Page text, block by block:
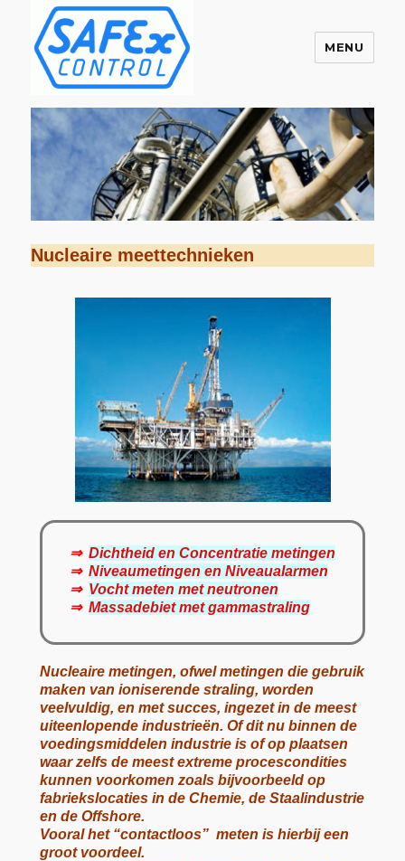
Safex Control B.V.
MENU
Nucleaire meettechnieken
⇒Dichtheid en Concentratie metingen
⇒Niveaumetingen en Niveaualarmen
⇒ Vocht meten met neutronen
⇒Massadebiet met gammastraling
Nucleaire metingen, ofwel metingen die gebruik
maken van ioniserende straling, worden
veelvuldig, en met succes, ingezet in de meest
uiteenlopende industrieën. Of dit nu binnen de
voedingsmiddelen industrie is of op plaatsen
waar zelfs de meest extreme procescondities
kunnen voorkomen zoals bijvoorbeeld op
fabriekslocaties in de Chemie, de Staalindustrie
en de Offshore.
Vooral het “contactloos” meten is hierbij een
groot voordeel.